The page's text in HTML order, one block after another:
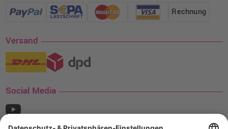
Rechnung
Versand
Social Media